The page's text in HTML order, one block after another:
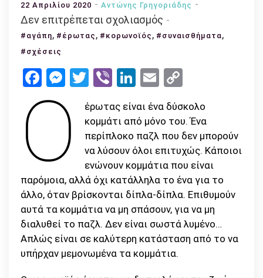
22 Απριλίου 2020 Αντώνης Γρηγοριάδης
Δεν επιτρέπεται σχολιασμός στο
Έρωτας
κορωνοϊού
#αγάπη, #έρωτας , #κορωνοϊός , #συναισθήματα,
#σχέσεις
Facebook
Messenger
Twitter
ViberLinkedIn
Email
Ο
έρωτας είναι ένα δύσκολο
κομμάτι από μόνο του. Ένα
περίπλοκο παζλ που δεν μπορούν
να λύσουν όλοι επιτυχώς. Κάποιοι
ενώνουν κομμάτια που είναι
παρόμοια, αλλά όχι κατάλληλα το ένα για το
άλλο, όταν βρίσκονται δίπλα-δίπλα. Επιθυμούν
αυτά τα κομμάτια να μη σπάσουν, για να μη
διαλυθεί το παζλ. Δεν είναι σωστά λυμένο…
Απλώς είναι σε καλύτερη κατάσταση από το να
υπήρχαν μεμονωμένα τα κομμάτια.